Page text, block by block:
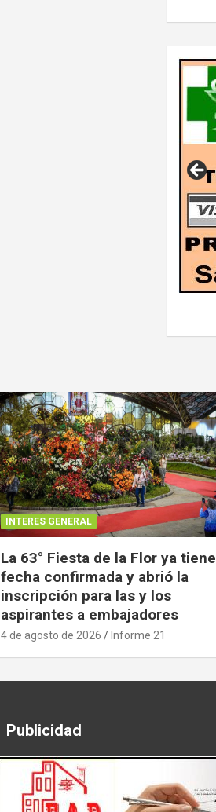
INTERES GENERAL
La 63° Fiesta de la Flor ya tiene
fecha confirmada y abrió la
inscripción para las y los
aspirantes a embajadores
4 de agosto de 2026 Informe 21
Publicidad